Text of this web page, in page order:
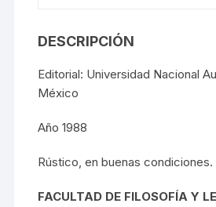
DESCRIPCIÓN
Editorial: Universidad Nacional
México
Año 1988
Rústico, en buenas condiciones.
FACULTAD DE FILOSOFÍA Y